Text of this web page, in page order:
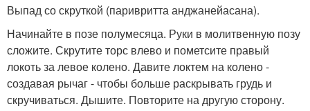
Выпад со скруткой (паривритта анджанейасана).
Начинайте в позе полумесяца. Руки в молитвенную позу
сложите. Скрутите торс влево и пометсите правый
локоть за левое колено. Давите локтем на колено -
создавая рычаг - чтобы больше раскрывать грудь и
скручиваться. Дышите. Повторите на другую сторону.